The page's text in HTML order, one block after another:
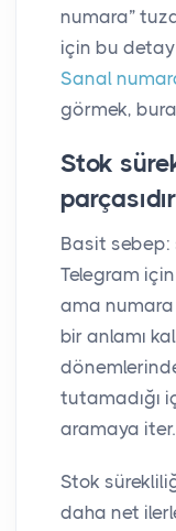
numara”
için bu
Sanal numara
görmek,
Stok
Basit sebep:
Telegram
ama numara
bir anlamı
tutamadığı
aramaya iter.
Stok
daha net